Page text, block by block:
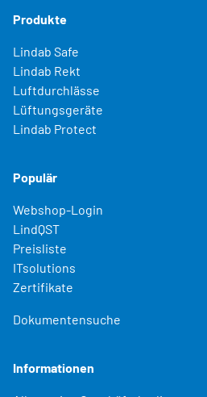
Produkte
Lindab Safe
Lindab Rekt
Luftdurchlässe
Lüftungsgeräte
Lindab Protect
Populär
Webshop-Login
LindQST
Preisliste
ITsolutions
Zertifikate
Dokumentensuche
Informationen